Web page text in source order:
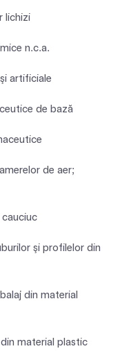
lichizi
n.c.a.
artificiale
de bază
de aer;
şi profilelor din
din material
material plastic